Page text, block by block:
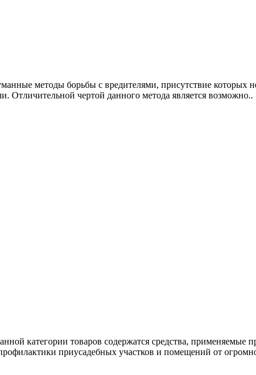
методы борьбы с вредителями, присутствие которых
Отличительной чертой данного метода является возможно..
категории товаров содержатся средства, применяемые
приусадебных участков и помещений от